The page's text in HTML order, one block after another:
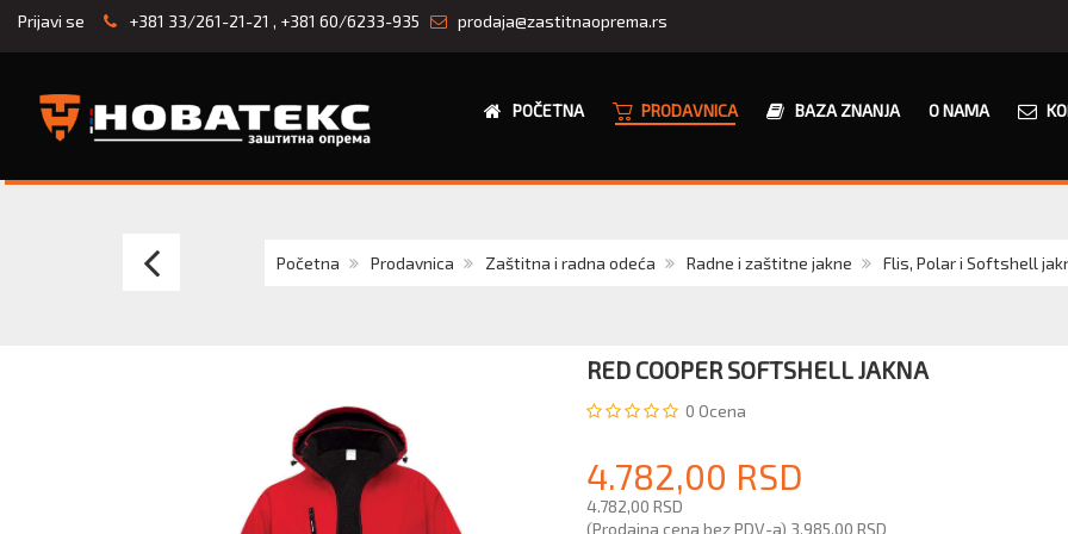
Prijavi se +381 33/261-21-21 , +381 60/6233-935 prodaja@zastitnaoprema.rs
POČETNA PRODAVNICA BAZA ZNANJA O NAMA
Početna Prodavnica Zaštitna i radna odeća Radne i zaštitne jakne Flis, Polar i Softshell
SILVER
Softshell
jakna
RED COOPER SOFTSHELL JAKNA
0 Ocena
4.782,00 RSD
4.782,00 RSD
(Prodajna cena bez PDV-a) 3.985,00 RSD